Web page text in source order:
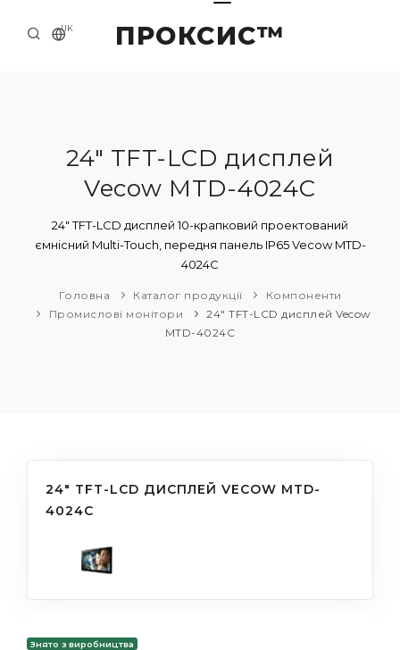
ПРОКСИС™
UK
ПРО НАС
ПРИКЛАДИ ТА РІШЕННЯ
КАТАЛОГ ПРОДУКЦІЇ
24" TFT-LCD дисплей
Vecow MTD-4024С
24" TFT-LCD дисплей 10-крапковий проектований
ємнісний Multi-Touch, передня панель IP65 Vecow MTD-
4024С
Головна Каталог продукції
Компоненти
Промислові монітори
24" TFT-LCD дисплей Vecow
MTD-4024С
24" TFT-LCD ДИСПЛЕЙ VECOW MTD-
4024С
Знято з виробництва